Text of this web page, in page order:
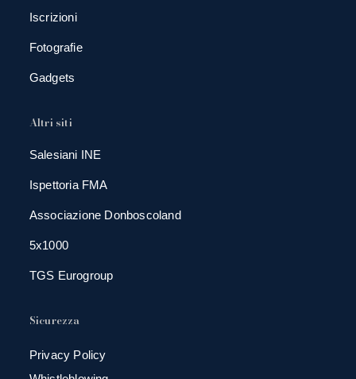
Iscrizioni
Fotografie
Gadgets
Altri siti
Salesiani INE
Ispettoria FMA
Associazione Donboscoland
5x1000
TGS Eurogroup
Sicurezza
Privacy Policy